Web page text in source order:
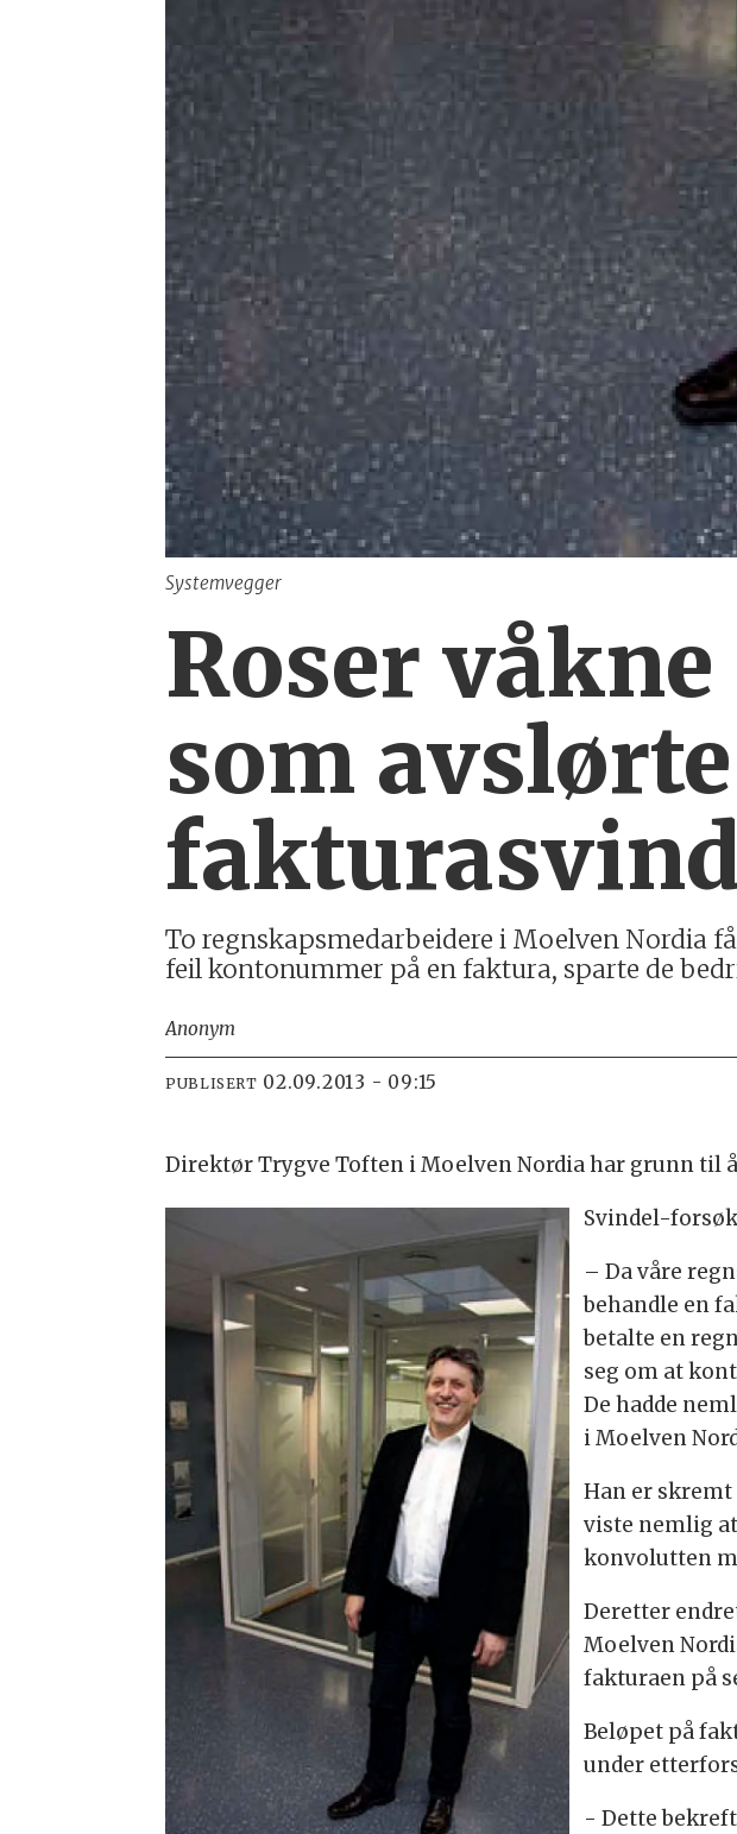
Systemvegger
Roser
som
To regnskapsmedarbeidere i Moelven Nordia
feil kontonummer på en faktura, sparte de
Anonym
PUBLISERT 02.09.2013 - 09:15
Direktør Trygve Toften i Moelven Nordia har grunn til
Svindel-
– Da våre
behandle en
betalte en
seg om at
De hadde
i Moelven
Han er
viste nemlig
konvolutten
Deretter
Moelven
fakturaen på
Beløpet på
under
- Dette